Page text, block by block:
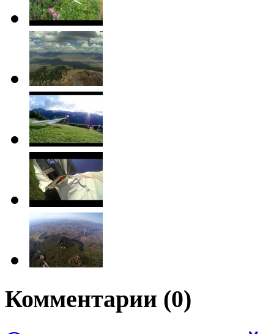
Комментарии (0)